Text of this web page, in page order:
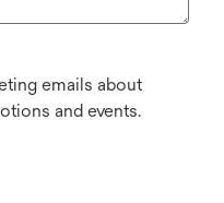
emails about
and events.